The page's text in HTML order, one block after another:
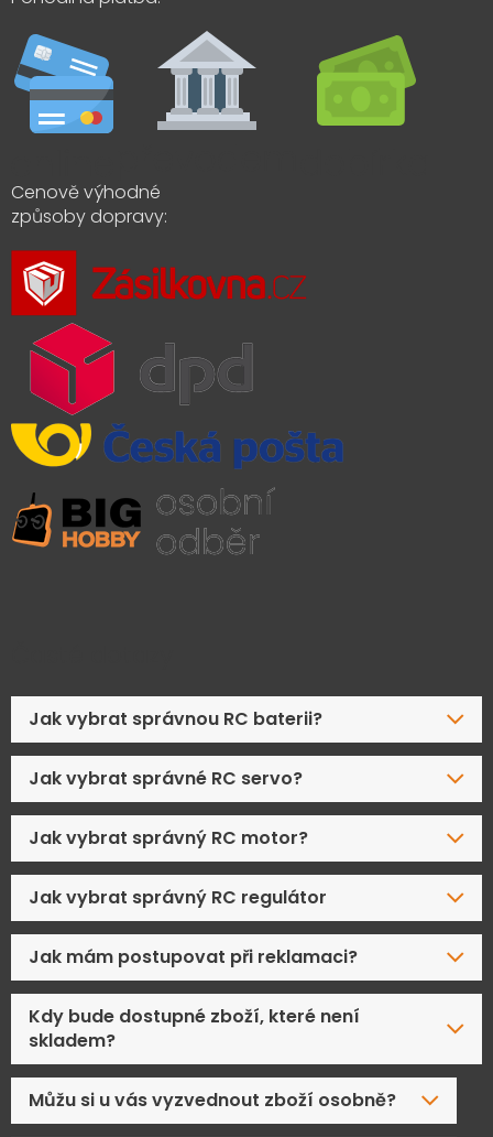
Cenově výhodné
způsoby dopravy:
Jak vybrat správnou RC baterii?
Jak vybrat správné RC servo?
Jak vybrat správný RC motor?
Jak vybrat správný RC regulátor
Jak mám postupovat při reklamaci?
Kdy bude dostupné zboží, které není
skladem?
Můžu si u vás vyzvednout zboží osobně?